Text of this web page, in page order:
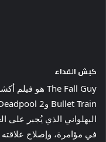
كبش الفداء
البهلواني الذي يُجبر على
في مؤامرة، وإصلاح